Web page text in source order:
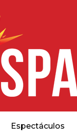
Espectáculos